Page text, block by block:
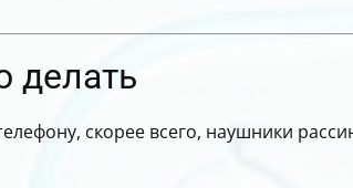
делать
скорее всего, наушники